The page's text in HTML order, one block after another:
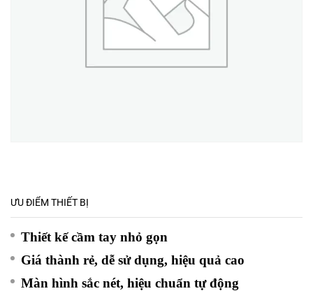
ƯU ĐIỂM THIẾT BỊ
Thiết kế cầm tay nhỏ gọn
Giá thành rẻ, dễ sử dụng, hiệu quả cao
Màn hình sắc nét, hiệu chuẩn tự động